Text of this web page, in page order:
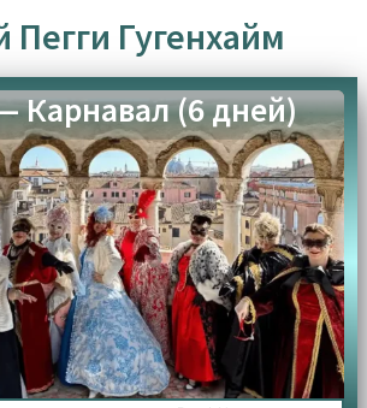
Пегги Гугенхайм
Карнавал (6 дней)